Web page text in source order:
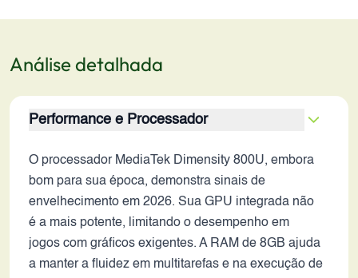
Análise detalhada
Performance e Processador
O processador MediaTek Dimensity 800U, embora
bom para sua época, demonstra sinais de
envelhecimento em 2026. Sua GPU integrada não
é a mais potente, limitando o desempenho em
jogos com gráficos exigentes. A RAM de 8GB ajuda
a manter a fluidez em multitarefas e na execução de